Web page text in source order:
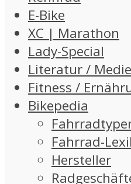
E-Bike
XC | Marathon
Lady-Special
Literatur /
Fitness /
Bikepedia
Fahrrad-
Hersteller